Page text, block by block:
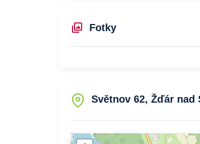
Fotky
Světnov 62, Žďár nad